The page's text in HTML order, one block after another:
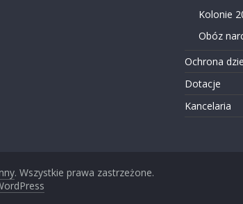
Kolonie
Obóz
Ochrona
Dotacje
Kancelaria
. Wszystkie prawa zastrzeżone.